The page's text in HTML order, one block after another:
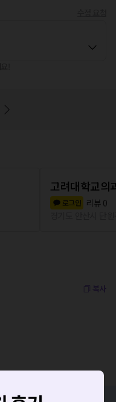
고려대학교의
로그인 리뷰 0
복사